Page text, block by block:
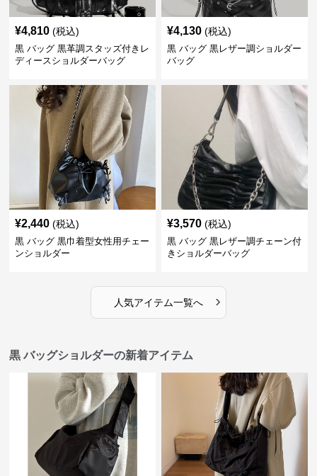
¥4,810 (税込)
黒 バッグ 黒革調スタッズ付きレ
ディースショルダーバッグ
¥4,130 (税込)
黒 バッグ 黒レザー調ショルダー
バッグ
¥2,440 (税込)
黒 バッグ 黒巾着型女性用チェー
ンショルダー
¥3,570 (税込)
黒 バッグ 黒レザー調チェーン付
きショルダーバッグ
人気アイテム一覧へ ›
黒 バッグショルダーの新着アイテム